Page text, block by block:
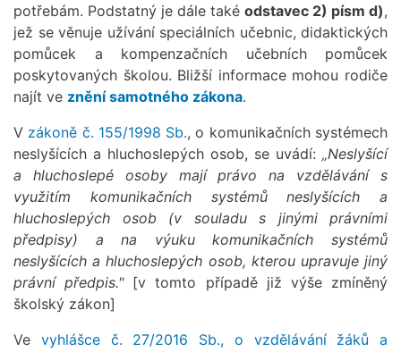
potřebám. Podstatný je dále také odstavec 2) písm d),
jež se věnuje užívání speciálních učebnic, didaktických
pomůcek a kompenzačních učebních pomůcek
poskytovaných školou. Bližší informace mohou rodiče
najít ve znění samotného zákona.
V zákoně č. 155/1998 Sb., o komunikačních systémech
neslyšících a hluchoslepých osob, se uvádí: „Neslyšící
a hluchoslepé osoby mají právo na vzdělávání s
využitím komunikačních systémů neslyšících a
hluchoslepých osob (v souladu s jinými právními
předpisy) a na výuku komunikačních systémů
neslyšících a hluchoslepých osob, kterou upravuje jiný
právní předpis." [v tomto případě již výše zmíněný
školský zákon]
Ve vyhlášce č. 27/2016 Sb., o vzdělávání žáků a